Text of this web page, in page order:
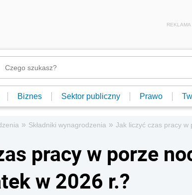
REKLAMA
Biznes Sektor publiczny Prawo
» Składniki wynagrodzenia » Jak liczyć czas pracy w
pracy w porze
w 2026 r.?